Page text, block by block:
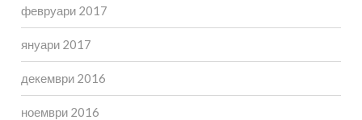
февруари 2017
януари 2017
декември 2016
ноември 2016